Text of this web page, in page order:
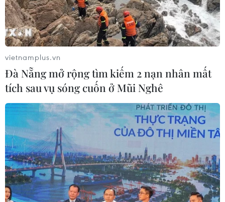
vietnamplus.vn
Đà Nẵng mở rộng tìm kiếm 2 nạn nhân mất
tích sau vụ sóng cuốn ở Mũi Nghê